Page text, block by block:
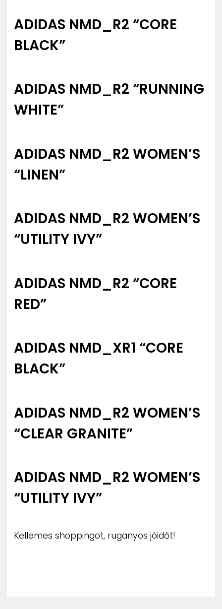
ADIDAS NMD_R2 “CORE
BLACK”
ADIDAS NMD_R2 “RUNNING
WHITE”
ADIDAS NMD_R2 WOMEN’S
“LINEN”
ADIDAS NMD_R2 WOMEN’S
“UTILITY IVY”
ADIDAS NMD_R2 “CORE
RED”
ADIDAS NMD_XR1 “CORE
BLACK”
ADIDAS NMD_R2 WOMEN’S
“CLEAR GRANITE”
ADIDAS NMD_R2 WOMEN’S
“UTILITY IVY”
Kellemes shoppingot, ruganyos jóidőt!